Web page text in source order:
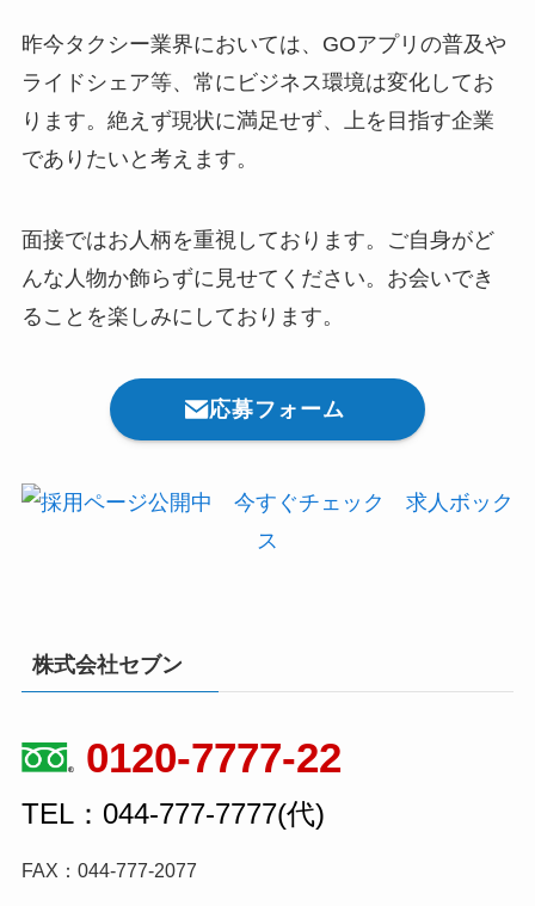
昨今タクシー業界においては、GOアプリの普及や
ライドシェア等、常にビジネス環境は変化してお
ります。絶えず現状に満足せず、上を目指す企業
でありたいと考えます。
面接ではお人柄を重視しております。ご自身がど
んな人物か飾らずに見せてください。お会いでき
ることを楽しみにしております。
応募フォーム
株式会社セブン
0120-7777-22
TEL：044-777-7777(代)
FAX：044-777-2077